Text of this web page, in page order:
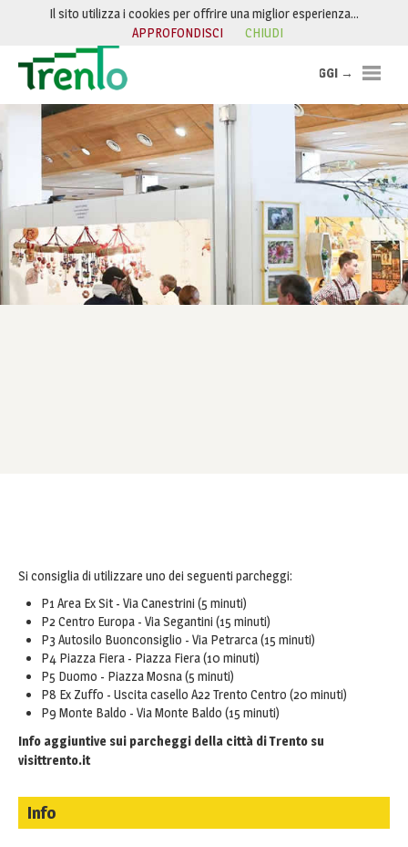
Skip to Content
Si consiglia di utilizzare uno dei seguenti parcheggi:
P1 Area Ex Sit - Via Canestrini (5 minuti)
P2 Centro Europa - Via Segantini (15 minuti)
P3 Autosilo Buonconsiglio - Via Petrarca (15 minuti)
P4 Piazza Fiera - Piazza Fiera (10 minuti)
P5 Duomo - Piazza Mosna (5 minuti)
P8 Ex Zuffo - Uscita casello A22 Trento Centro (20 minuti)
P9 Monte Baldo - Via Monte Baldo (15 minuti)
Info aggiuntive sui parcheggi della città di Trento su
visittrento.it
Info
Il sito utilizza i cookies per offrire una miglior esperienza…
APPROFONDISCI
CHIUDI